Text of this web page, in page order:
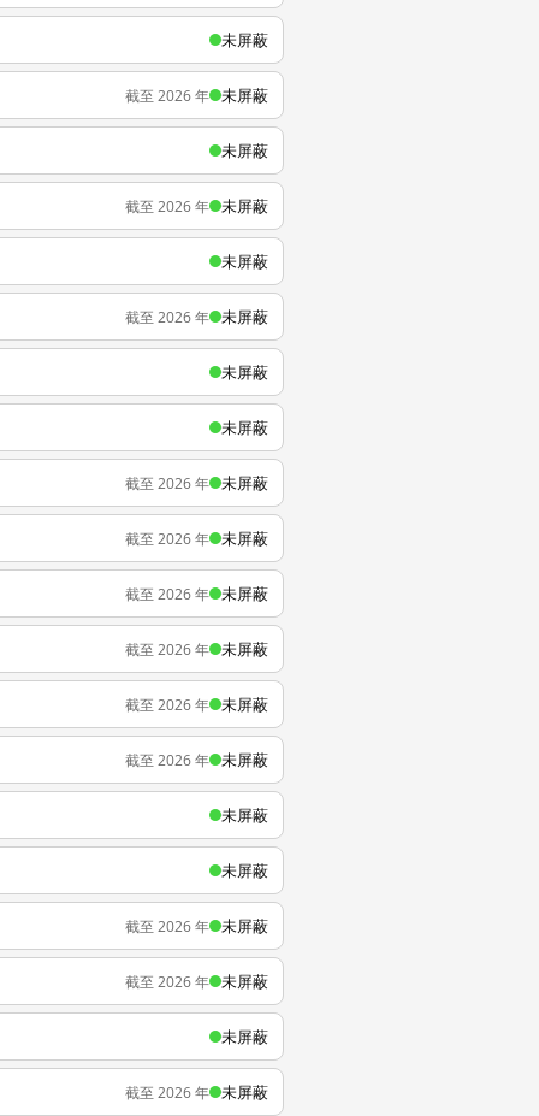
未屏蔽
截至 2026 年 未屏蔽
未屏蔽
截至 2026 年 未屏蔽
未屏蔽
截至 2026 年 未屏蔽
未屏蔽
未屏蔽
截至 2026 年 未屏蔽
截至 2026 年 未屏蔽
截至 2026 年 未屏蔽
截至 2026 年 未屏蔽
截至 2026 年 未屏蔽
截至 2026 年 未屏蔽
未屏蔽
未屏蔽
截至 2026 年 未屏蔽
截至 2026 年 未屏蔽
未屏蔽
截至 2026 年 未屏蔽